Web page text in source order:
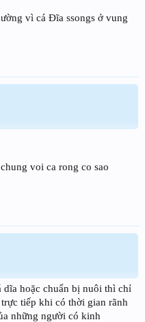
vì cá Đĩa ssongs ở vung
voi ca rong co sao
dĩa hoặc chuẩn bị nuôi thì chỉ
tiếp khi có thời gian rãnh
những người có kinh